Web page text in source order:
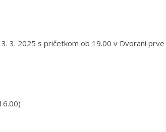
3. 2025 s pričetkom ob 19.00 v Dvorani prve